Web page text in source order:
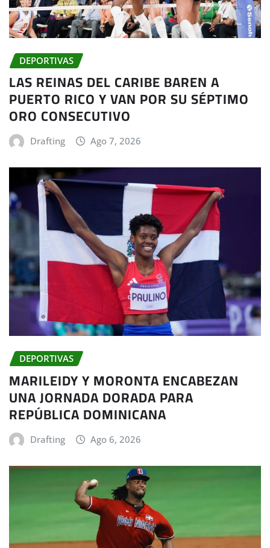
DEPORTIVAS
LAS REINAS DEL CARIBE BAREN A
PUERTO RICO Y VAN POR SU SÉPTIMO
ORO CONSECUTIVO
Drafting Ago 7, 2026
DEPORTIVAS
MARILEIDY Y MORONTA ENCABEZAN
UNA JORNADA DORADA PARA
REPÚBLICA DOMINICANA
Drafting Ago 6, 2026